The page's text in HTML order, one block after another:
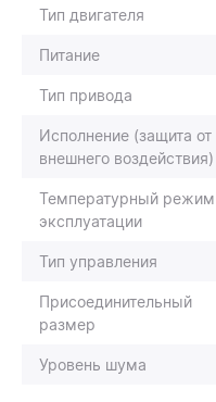
Тип двигателя
Питание
Тип привода
Исполнение (защита от
внешнего воздействия)
Температурный режим
эксплуатации
Тип управления
Присоединительный
размер
Уровень шума